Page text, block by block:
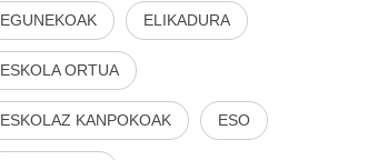
EGUNEKOAK ELIKADURA
ESKOLA ORTUA
ESKOLAZ KANPOKOAK ESO